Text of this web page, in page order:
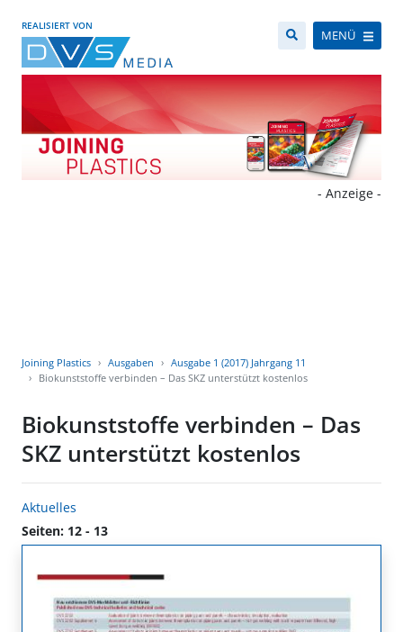
REALISIERT VON
MENÜ
- Anzeige -
Joining Plastics Ausgaben
Ausgabe 1 (2017) Jahrgang 11
Biokunststoffe verbinden – Das SKZ unterstützt kostenlos
Biokunststoffe verbinden – Das
SKZ unterstützt kostenlos
Aktuelles
Seiten: 12 - 13